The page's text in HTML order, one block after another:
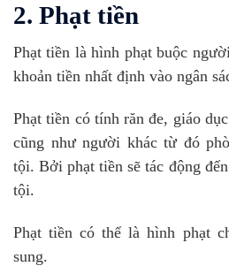
2. Phạt tiền
Phạt tiền là hình phạt buộc
khoản tiền nhất định vào ngân
Phạt tiền có tính răn đe, giáo
cũng như người khác từ đó
tội. Bởi phạt tiền sẽ tác động
tội.
Phạt tiền có thể là hình phạt
sung.